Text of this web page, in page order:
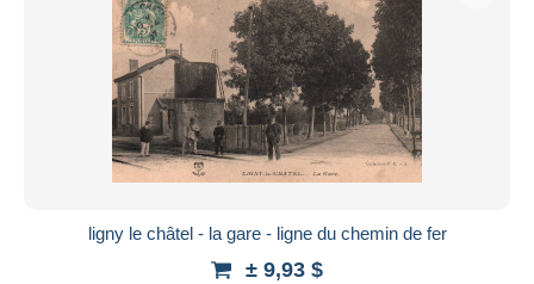
ligny le châtel - la gare - ligne du chemin de fer
± 9,93 $